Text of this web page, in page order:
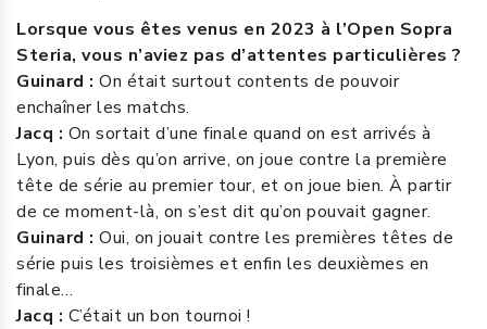
Lorsque vous êtes venus en 2023 à l’Open Sopra
Steria, vous n’aviez pas d’attentes particulières ?
Guinard : On était surtout contents de pouvoir
enchaîner les matchs.
Jacq : On sortait d’une finale quand on est arrivés à
Lyon, puis dès qu’on arrive, on joue contre la première
tête de série au premier tour, et on joue bien. À partir
de ce moment-là, on s’est dit qu’on pouvait gagner.
Guinard : Oui, on jouait contre les premières têtes de
série puis les troisièmes et enfin les deuxièmes en
finale…
Jacq : C’était un bon tournoi !